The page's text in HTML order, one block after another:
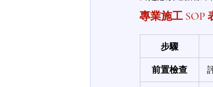
專業施工 SOP
步驟
前置檢查